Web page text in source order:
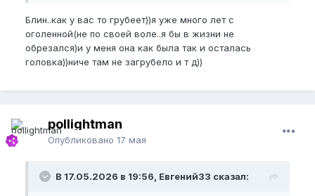
Вангую - если копнуть, то вопрос не в отсутствии/
наличии крайней плоти, а в человеке.
@Akumaну мы тут обсуждение развели, но можно
доктору и реши вопрос именно с ней. Остальную
надо. Ну или не обрезать.
К нупу в какой то сере мож будет вернуться через
Блин..как у вас то грубеет))я уже много лет с
оголенной(не по своей воле..я бы в жизни не
обрезался)и у меня она как была так и осталась
головка))ниче там не загрубело и т д))
pollightman
Опубликовано 17 мая
В 17.05.2026 в 19:56, Евгений33 сказал: